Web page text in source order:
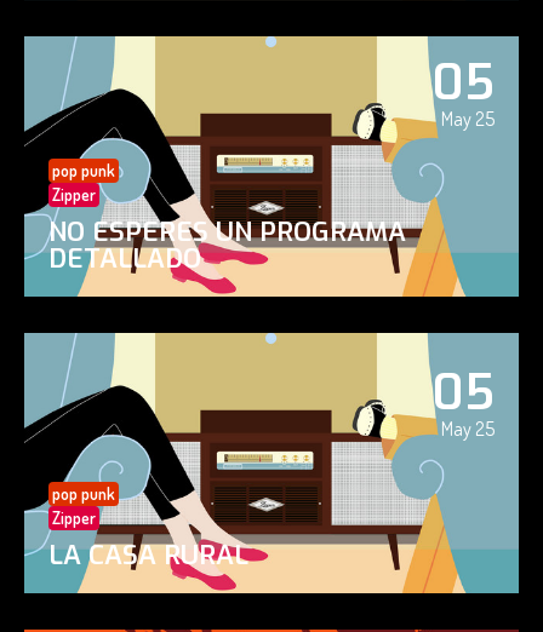
05
May 25
pop punk
Zipper
NO ESPERES UN PROGRAMA
DETALLADO
05
May 25
pop punk
Zipper
LA CASA RURAL